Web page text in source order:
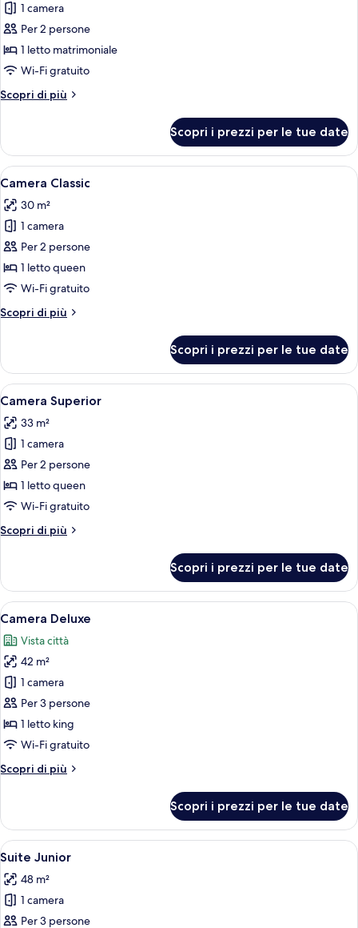
foto
per
Camera
Standard
1 camera
Per 2 persone
1 letto matrimoniale
Wi-Fi gratuito
Scopri di più
Altri
Standard
Scopri i prezzi per le tue date
Apri
tutte
le
foto
per
Camera
Classic
Un'ampia camera da letto con un
11
Camera Classic
30 m²
1 camera
Per 2 persone
1 letto queen
Wi-Fi gratuito
Scopri di più
Altri
Classic
Scopri i prezzi per le tue date
Apri
tutte
le
foto
per
Camera
Superior
Un'ampia camera da letto con un
10
Camera Superior
33 m²
1 camera
Per 2 persone
1 letto queen
Wi-Fi gratuito
Scopri di più
Altri
Superior
Scopri i prezzi per le tue date
Apri
tutte
le
foto
per
Camera
Deluxe
Una camera d'albergo con un letto,
13
Camera Deluxe
Vista città
42 m²
1 camera
Per 3 persone
1 letto king
Wi-Fi gratuito
Scopri di più
Altri
Deluxe
Scopri i prezzi per le tue date
Apri
tutte
le
foto
per
Una camera d'albergo con un letto,
7
Suite Junior
48 m²
1 camera
Per 3 persone